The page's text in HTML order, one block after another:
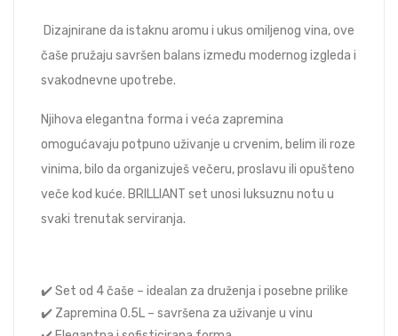
Dizajnirane da istaknu aromu i ukus omiljenog vina, ove
čaše pružaju savršen balans između modernog izgleda i
svakodnevne upotrebe.
Njihova elegantna forma i veća zapremina
omogućavaju potpuno uživanje u crvenim, belim ili roze
vinima, bilo da organizuješ večeru, proslavu ili opušteno
veče kod kuće. BRILLIANT set unosi luksuznu notu u
svaki trenutak serviranja.
✔️ Set od 4 čaše – idealan za druženja i posebne prilike
✔️ Zapremina 0.5L – savršena za uživanje u vinu